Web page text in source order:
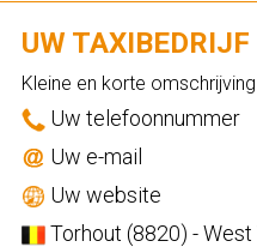
UW TAXIBEDRIJF
Kleine en korte
Uw telefoonnummer
Uw e-mail
Uw website
Torhout (8820) - West